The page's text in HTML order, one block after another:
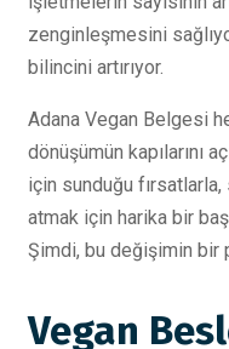
zenginleşmesini
bilincini artırıyor.
Adana Vegan Belgesi
dönüşümün kapılarını
için sunduğu
atmak için harika bir
Şimdi, bu değişimin bir
Vegan